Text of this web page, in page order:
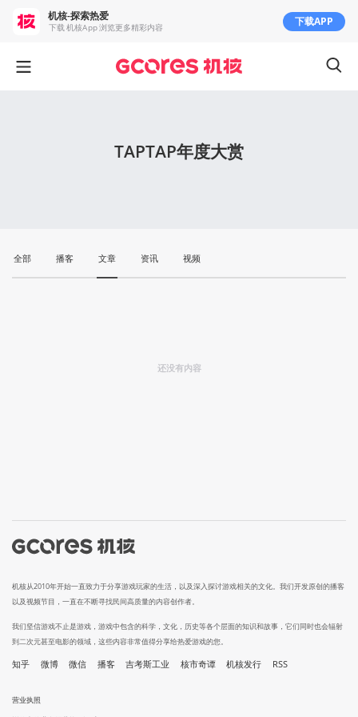
TAPTAP年度大赏
全部 播客 文章 资讯 视频
还没有内容
机核从2010年开始一直致力于分享游戏玩家的生活，以及深入探讨游戏相关的文化。我们开发原创的播客
以及视频节目，一直在不断寻找民间高质量的内容创作者。
我们坚信游戏不止是游戏，游戏中包含的科学，文化，历史等各个层面的知识和故事，它们同时也会辐射
到二次元甚至电影的领域，这些内容非常值得分享给热爱游戏的您。
知乎 微博 微信 播客 吉考斯工业 核市奇谭 机核发行 RSS
营业执照
机核-探索热爱
下载 机核App 浏览更多精彩内容 下载APP